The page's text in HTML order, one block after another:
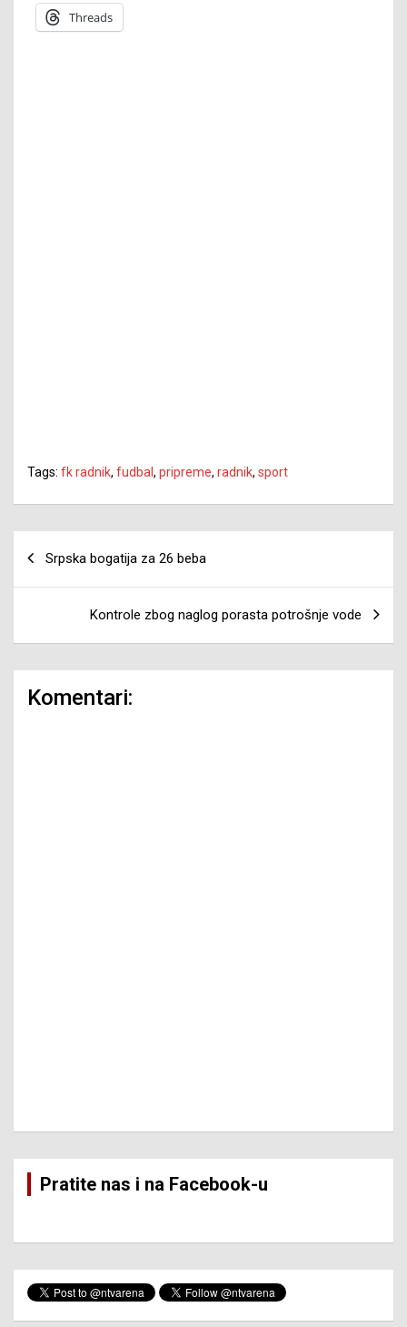
Threads
Tags: fk radnik, fudbal , pripreme, radnik, sport
članaka
Srpska bogatija za 26 beba
Kontrole zbog naglog porasta potrošnje vode
Komentari:
Pratite nas i na Facebook-u